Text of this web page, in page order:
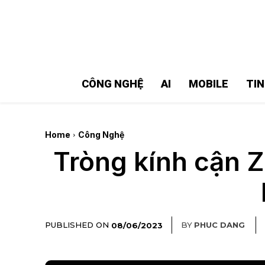
CÔNG NGHỆ AI MOBILE
Home Công Nghệ
Tròng kính cận
PUBLISHED ON 08/06/2023 BY PHUC DANG